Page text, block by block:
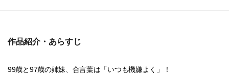
作品紹介・あらすじ
99歳と97歳の姉妹、合言葉は「いつも機嫌よく」！